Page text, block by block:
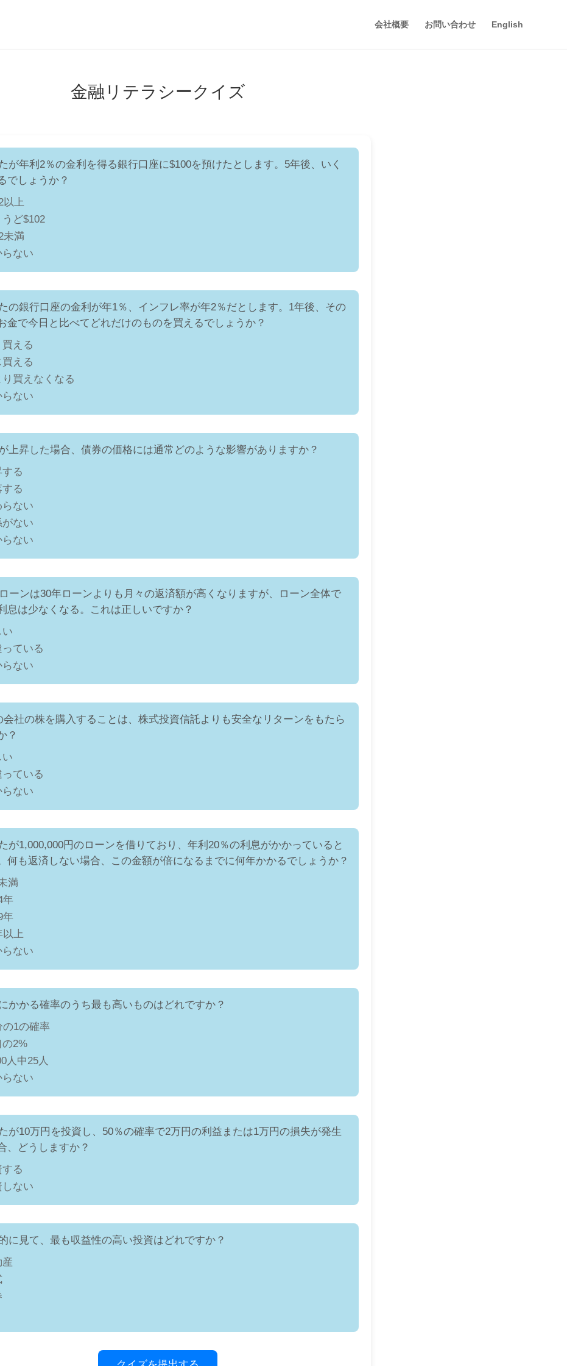
会社概要 お問い合わせ English
金融リテラシークイズ
が年利2％の金利を得る銀行口座に$100を預けたとします。5年後、いく
でしょうか？
以上
うど$102
未満
らない
の銀行口座の金利が年1％、インフレ率が年2％だとします。1年後、その
金で今日と比べてどれだけのものを買えるでしょうか？
買える
買える
買えなくなる
らない
上昇した場合、債券の価格には通常どのような影響がありますか？
する
る
ない
がない
らない
ーンは30年ローンよりも月々の返済額が高くなりますが、ローン全体で
息は少なくなる。これは正しいですか？
い
っている
らない
会社の株を購入することは、株式投資信託よりも安全なリターンをもたら
？
い
っている
らない
が1,000,000円のローンを借りており、年利20％の利息がかかっていると
何も返済しない場合、この金額が倍になるまでに何年かかるでしょうか？
満
年
年
以上
らない
かかる確率のうち最も高いものはどれですか？
の1の確率
の2%
人中25人
らない
が10万円を投資し、50％の確率で2万円の利益または1万円の損失が発生
、どうしますか？
る
ない
に見て、最も収益性の高い投資はどれですか？
産